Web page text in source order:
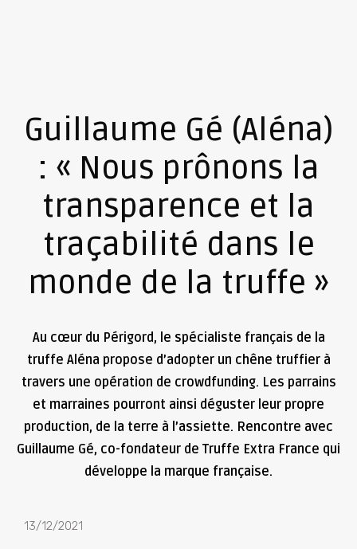
Guillaume Gé (Aléna)
: « Nous prônons la
transparence et la
traçabilité dans le
monde de la truffe »
Au cœur du Périgord, le spécialiste français de la
truffe Aléna propose d’adopter un chêne truffier à
travers une opération de crowdfunding. Les parrains
et marraines pourront ainsi déguster leur propre
production, de la terre à l’assiette. Rencontre avec
Guillaume Gé, co-fondateur de Truffe Extra France qui
développe la marque française.
13/12/2021